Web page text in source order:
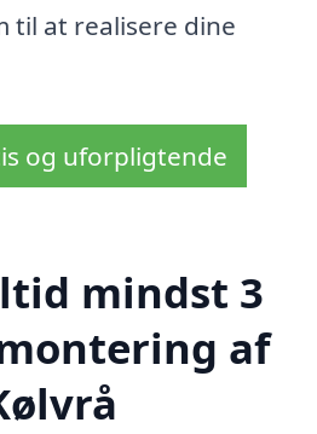
til at realisere dine
og uforpligtende
mindst 3
af